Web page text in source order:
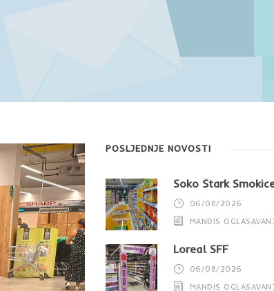
POSLJEDNJE NOVOSTI
Soko Štark
06/08/2026
MANDIS
Loreal SFF
06/08/2026
MANDIS